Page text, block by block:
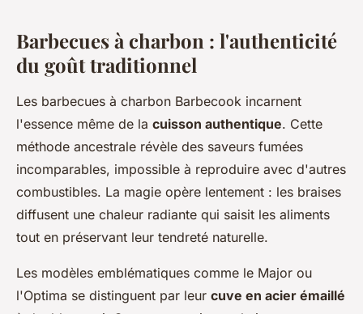
Barbecues à charbon : l'authenticité
du goût traditionnel
Les barbecues à charbon Barbecook incarnent
l'essence même de la cuisson authentique. Cette
méthode ancestrale révèle des saveurs fumées
incomparables, impossible à reproduire avec d'autres
combustibles. La magie opère lentement : les braises
diffusent une chaleur radiante qui saisit les aliments
tout en préservant leur tendreté naturelle.
Les modèles emblématiques comme le Major ou
l'Optima se distinguent par leur cuve en acier émaillé